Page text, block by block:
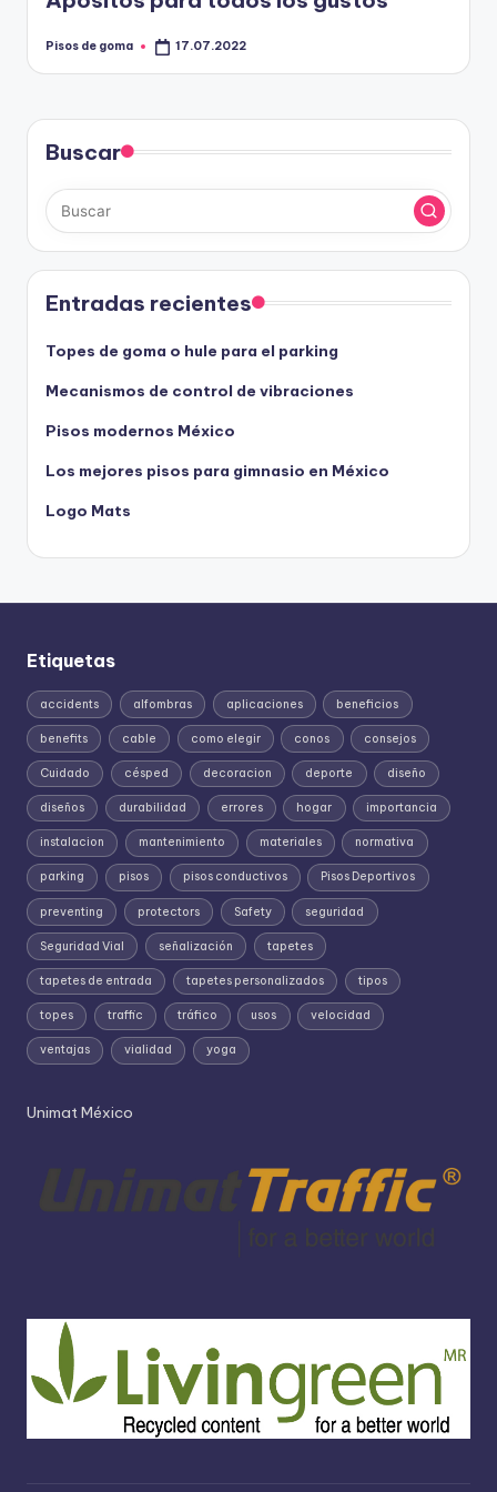
m
a
Publicado
Pisos de goma 17.07.2022
Buscar
Entradas recientes
Topes de goma o hule para el parking
Mecanismos de control de vibraciones
Pisos modernos México
Los mejores pisos para gimnasio en México
Logo Mats
Etiquetas
accidents alfombras aplicaciones beneficios
benefits cable como elegir conos consejos
Cuidado césped decoracion deporte diseño
diseños durabilidad errores hogar importancia
instalacion mantenimiento materiales normativa
parking pisos pisos conductivos Pisos Deportivos
preventing protectors Safety seguridad
Seguridad Vial señalización tapetes
tapetes de entrada tapetes personalizados tipos
topes traffic tráfico usos velocidad
ventajas vialidad yoga
Unimat México